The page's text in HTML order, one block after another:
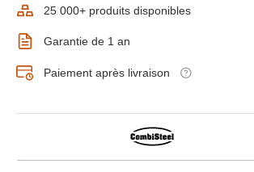
25 000+ produits disponibles
Garantie de 1 an
Paiement après livraison